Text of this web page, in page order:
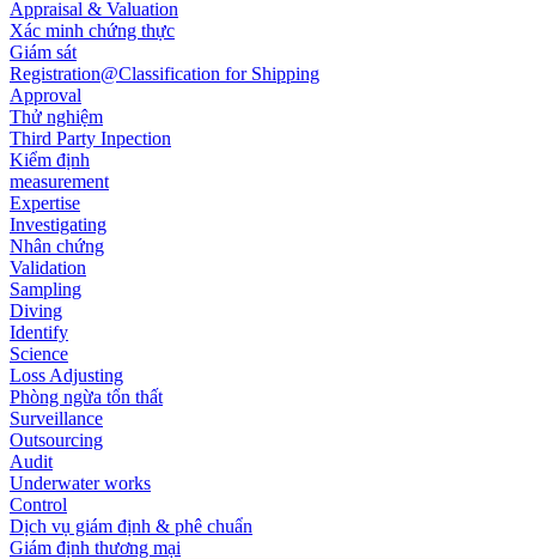
Appraisal & Valuation
Xác minh chứng thực
Giám sát
Registration@Classification for Shipping
Approval
Thử nghiệm
Third Party Inpection
Kiểm định
measurement
Expertise
Investigating
Nhân chứng
Validation
Sampling
Diving
Identify
Science
Loss Adjusting
Phòng ngừa tổn thất
Surveillance
Outsourcing
Audit
Underwater works
Control
Dịch vụ giám định & phê chuẩn
Giám định thương mại